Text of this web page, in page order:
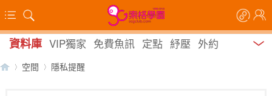
資料庫 VIP獨家 免費魚訊 定點 紓壓 外約
空間 隱私提醒